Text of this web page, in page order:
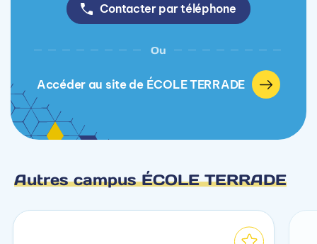
Contacter par téléphone
Ou
Accéder au site de ÉCOLE TERRADE
Autres campus ÉCOLE TERRADE